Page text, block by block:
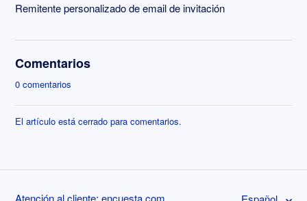
Remitente personalizado de email de invitación
Comentarios
0 comentarios
El artículo está cerrado para comentarios.